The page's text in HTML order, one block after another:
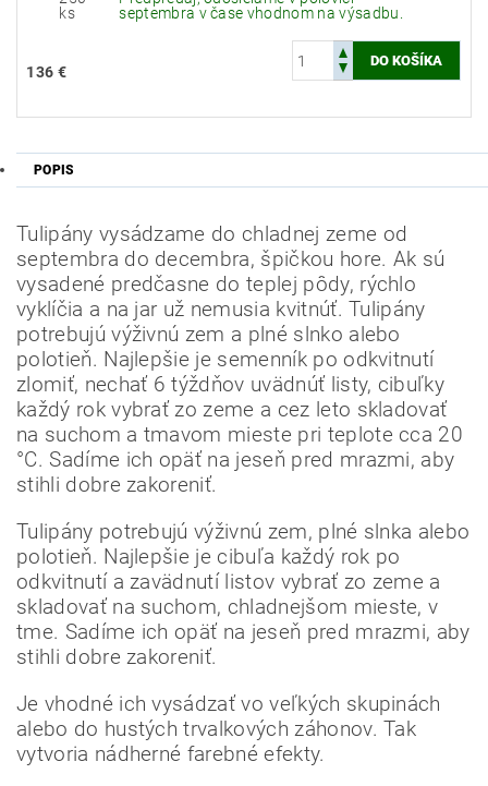
ks
septembra v čase vhodnom na výsadbu.
136 €
POPIS
Tulipány vysádzame do chladnej zeme od
septembra do decembra, špičkou hore. Ak sú
vysadené predčasne do teplej pôdy, rýchlo
vyklíčia a na jar už nemusia kvitnúť. Tulipány
potrebujú výživnú zem a plné slnko alebo
polotieň. Najlepšie je semenník po odkvitnutí
zlomiť, nechať 6 týždňov uvädnúť listy, cibuľky
každý rok vybrať zo zeme a cez leto skladovať
na suchom a tmavom mieste pri teplote cca 20
°C. Sadíme ich opäť na jeseň pred mrazmi, aby
stihli dobre zakoreniť.
Tulipány potrebujú výživnú zem, plné slnka alebo
polotieň. Najlepšie je cibuľa každý rok po
odkvitnutí a zavädnutí listov vybrať zo zeme a
skladovať na suchom, chladnejšom mieste, v
tme. Sadíme ich opäť na jeseň pred mrazmi, aby
stihli dobre zakoreniť.
Je vhodné ich vysádzať vo veľkých skupinách
alebo do hustých trvalkových záhonov. Tak
vytvoria nádherné farebné efekty.